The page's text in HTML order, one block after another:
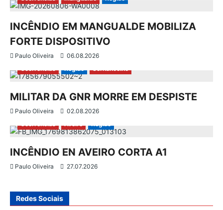
d
e
a
r
t
i
g
o
s
INCÊNDIO EM MANGUALDE MOBILIZA
FORTE DISPOSITIVO
Paulo Oliveira
06.08.2026
MILITAR DA GNR MORRE EM DESPISTE
Paulo Oliveira
02.08.2026
INCÊNDIO EN AVEIRO CORTA A1
Paulo Oliveira 27.07.2026
Redes Sociais